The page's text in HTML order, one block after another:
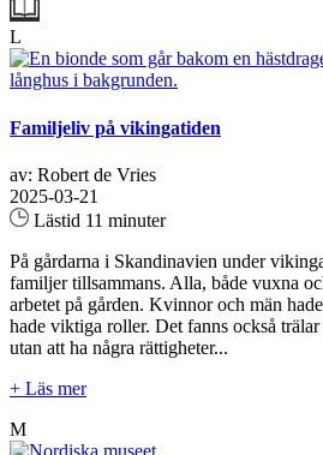
L
Familjeliv på vikingatiden
av: Robert de Vries
2025-03-21
Lästid 11 minuter
På gårdarna i Skandinavien under
familjer tillsammans. Alla, både vuxna
arbetet på gården. Kvinnor och män
hade viktiga roller. Det fanns också trälar
utan att ha några rättigheter...
+ Läs mer
M